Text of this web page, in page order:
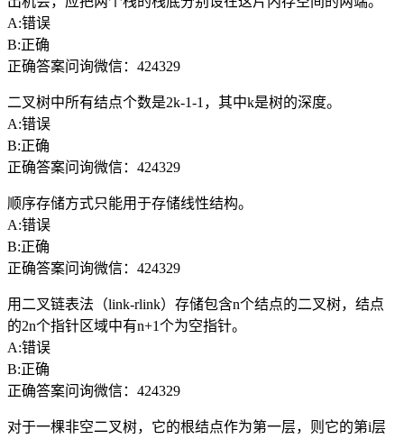
A:错误
B:正确
正确答案问询微信：424329
二叉树中所有结点个数是2k-1-1，其中k是树的深度。
A:错误
B:正确
正确答案问询微信：424329
顺序存储方式只能用于存储线性结构。
A:错误
B:正确
正确答案问询微信：424329
用二叉链表法（link-rlink）存储包含n个结点的二叉树，结点
的2n个指针区域中有n+1个为空指针。
A:错误
B:正确
正确答案问询微信：424329
对于一棵非空二叉树，它的根结点作为第一层，则它的第i层